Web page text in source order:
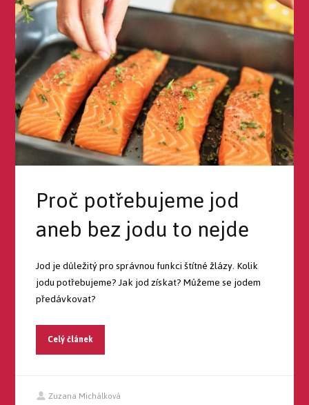
Proč potřebujeme jod
aneb bez jodu to nejde
Jod je důležitý pro správnou funkci štítné žlázy. Kolik
jodu potřebujeme? Jak jod získat? Můžeme se jodem
předávkovat?
Celý článek
Zuzana Michálková